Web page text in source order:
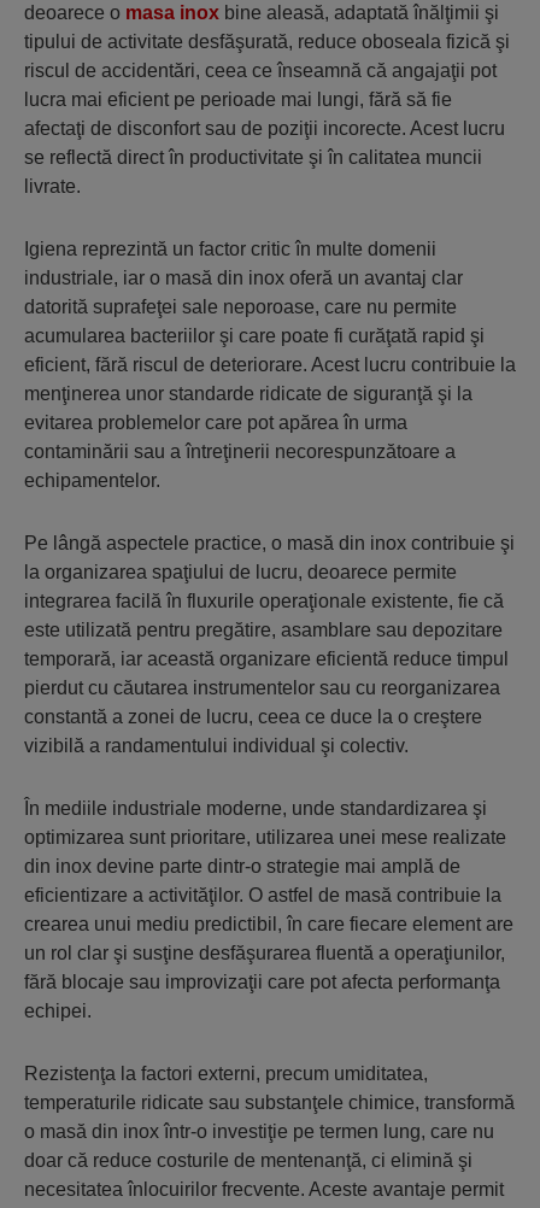
deoarece o masa inox bine aleasă, adaptată înălţimii şi
tipului de activitate desfăşurată, reduce oboseala fizică şi
riscul de accidentări, ceea ce înseamnă că angajaţii pot
lucra mai eficient pe perioade mai lungi, fără să fie
afectaţi de disconfort sau de poziţii incorecte. Acest lucru
se reflectă direct în productivitate şi în calitatea muncii
livrate.
Igiena reprezintă un factor critic în multe domenii
industriale, iar o masă din inox oferă un avantaj clar
datorită suprafeţei sale neporoase, care nu permite
acumularea bacteriilor şi care poate fi curăţată rapid şi
eficient, fără riscul de deteriorare. Acest lucru contribuie la
menţinerea unor standarde ridicate de siguranţă şi la
evitarea problemelor care pot apărea în urma
contaminării sau a întreţinerii necorespunzătoare a
echipamentelor.
Pe lângă aspectele practice, o masă din inox contribuie şi
la organizarea spaţiului de lucru, deoarece permite
integrarea facilă în fluxurile operaţionale existente, fie că
este utilizată pentru pregătire, asamblare sau depozitare
temporară, iar această organizare eficientă reduce timpul
pierdut cu căutarea instrumentelor sau cu reorganizarea
constantă a zonei de lucru, ceea ce duce la o creştere
vizibilă a randamentului individual şi colectiv.
În mediile industriale moderne, unde standardizarea şi
optimizarea sunt prioritare, utilizarea unei mese realizate
din inox devine parte dintr-o strategie mai amplă de
eficientizare a activităţilor. O astfel de masă contribuie la
crearea unui mediu predictibil, în care fiecare element are
un rol clar şi susţine desfăşurarea fluentă a operaţiunilor,
fără blocaje sau improvizaţii care pot afecta performanţa
echipei.
Rezistenţa la factori externi, precum umiditatea,
temperaturile ridicate sau substanţele chimice, transformă
o masă din inox într-o investiţie pe termen lung, care nu
doar că reduce costurile de mentenanţă, ci elimină şi
necesitatea înlocuirilor frecvente. Aceste avantaje permit